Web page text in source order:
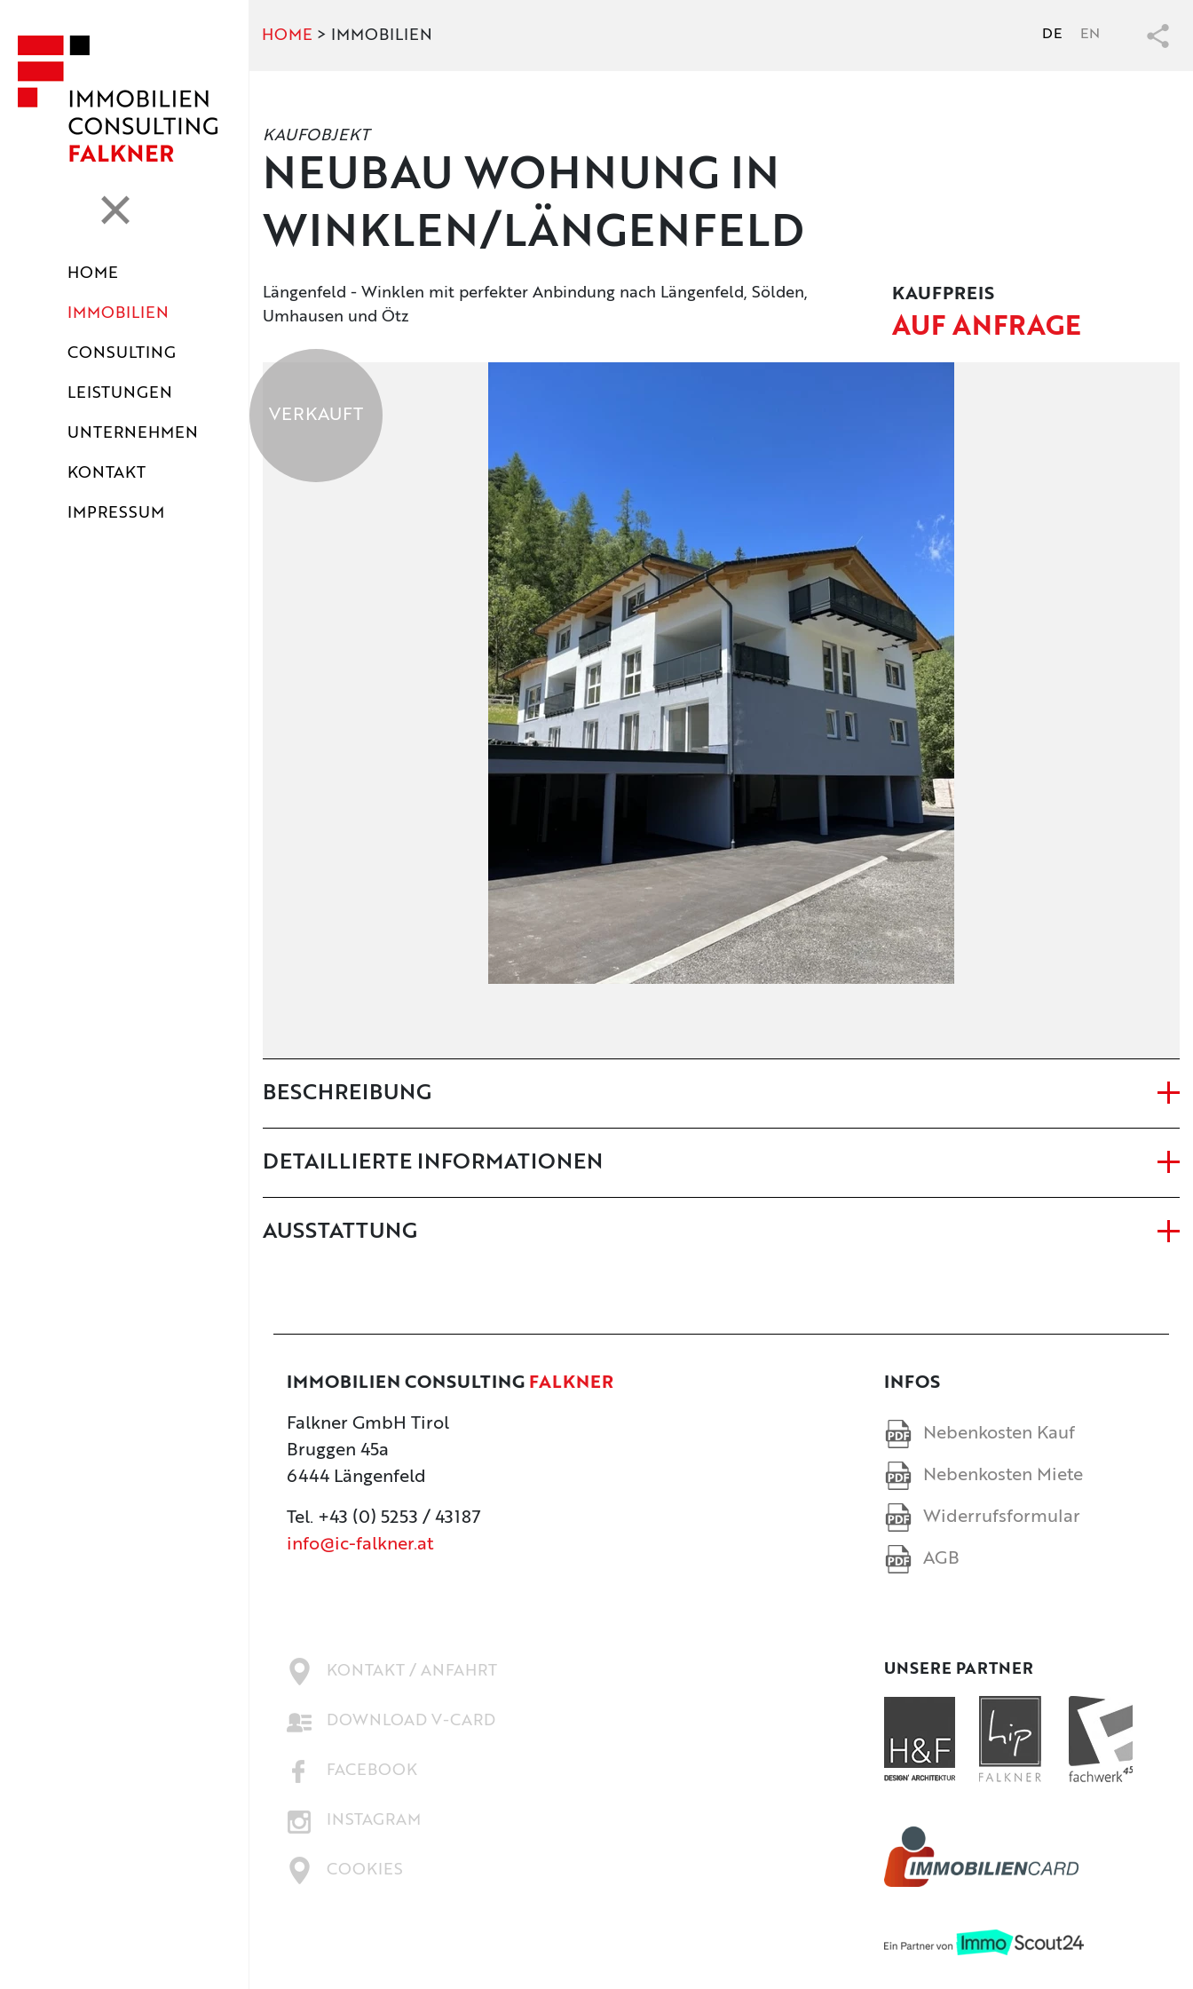
HOME
IMMOBILIEN
CONSULTING
LEISTUNGEN
UNTERNEHMEN
KONTAKT
IMPRESSUM
HOME > IMMOBILIEN DE EN
KAUFOBJEKT
NEUBAU WOHNUNG IN
WINKLEN/LÄNGENFELD
Längenfeld - Winklen mit perfekter Anbindung nach Längenfeld, Sölden,
Umhausen und Ötz
KAUFPREIS
AUF ANFRAGE
VERKAUFT
BESCHREIBUNG
DETAILLIERTE INFORMATIONEN
AUSSTATTUNG
IMMOBILIEN CONSULTING FALKNER
Falkner GmbH Tirol
Bruggen 45a
6444 Längenfeld
Tel. +43 (0) 5253 / 43187
info@ic-falkner.at
INFOS
Nebenkosten Kauf
Nebenkosten Miete
Widerrufsformular
AGB
KONTAKT / ANFAHRT
DOWNLOAD V-CARD
FACEBOOK
INSTAGRAM
COOKIES
UNSERE PARTNER